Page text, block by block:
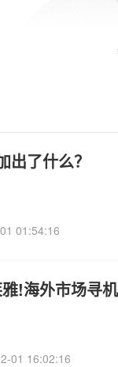
了什么？
01:54:16
!海外市场寻机
01 16:02:16